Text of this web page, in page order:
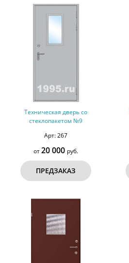
Техническая дверь со
стеклопакетом №9
Арт: 267
от20 000 руб.
ПРЕДЗАКАЗ